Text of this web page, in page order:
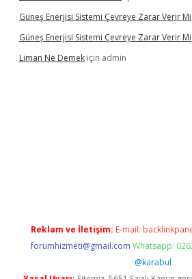
Güneş Enerjisi Sistemi Çevreye Zarar Verir Mi
Güneş Enerjisi Sistemi Çevreye Zarar Verir Mi
Liman Ne Demek için admin
Reklam ve İletişim: E-mail:
forumhizmeti@gmail.com Whatsapp:
@karabul